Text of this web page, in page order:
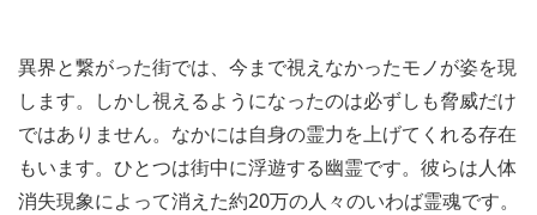
異界と繋がった街では、今まで視えなかったモノが姿を現
します。しかし視えるようになったのは必ずしも脅威だけ
ではありません。なかには自身の霊力を上げてくれる存在
もいます。ひとつは街中に浮遊する幽霊です。彼らは人体
消失現象によって消えた約20万の人々のいわば霊魂です。